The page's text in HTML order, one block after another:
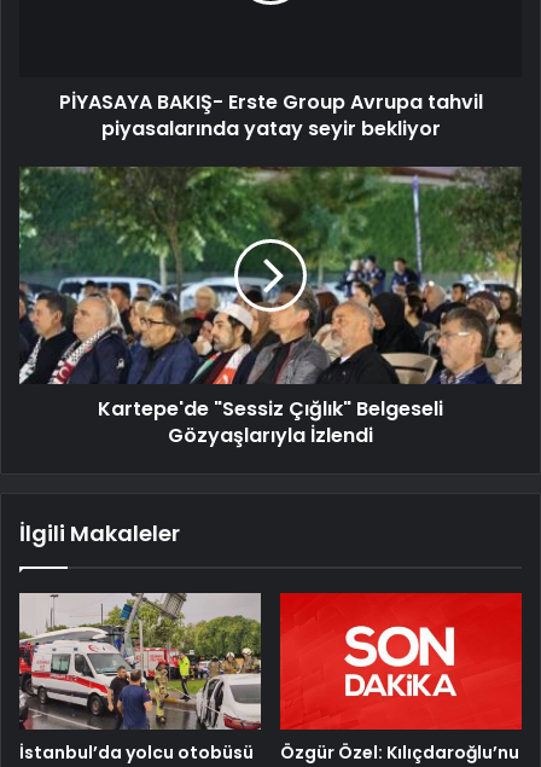
PİYASAYA BAKIŞ- Erste Group Avrupa tahvil
piyasalarında yatay seyir bekliyor
Kartepe'de "Sessiz Çığlık" Belgeseli
Gözyaşlarıyla İzlendi
İlgili Makaleler
İstanbul’da yolcu otobüsü
Özgür Özel: Kılıçdaroğlu’nu